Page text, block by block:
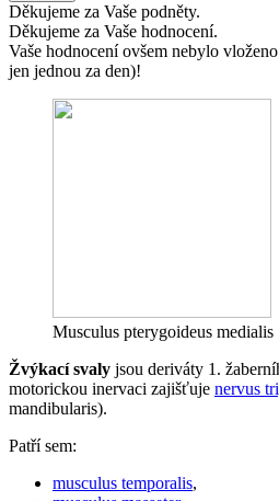
Děkujeme za Vaše podněty.
Děkujeme za Vaše hodnocení.
Vaše hodnocení ovšem nebylo
jen jednou za den)!
Musculus pterygoideus medialis
Žvýkací svaly jsou deriváty 1.
motorickou inervaci zajišťuje nervus
mandibularis).
Patří sem:
musculus temporalis,